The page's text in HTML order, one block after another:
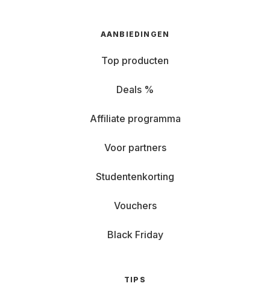
AANBIEDINGEN
Top producten
Deals %
Affiliate programma
Voor partners
Studentenkorting
Vouchers
Black Friday
TIPS